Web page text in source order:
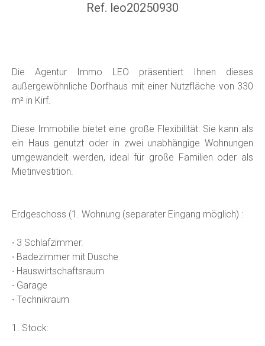
Ref. leo20250930
Die Agentur Immo LEO präsentiert Ihnen dieses
außergewöhnliche Dorfhaus mit einer Nutzfläche von 330
m² in Kirf.
Diese Immobilie bietet eine große Flexibilität: Sie kann als
ein Haus genutzt oder in zwei unabhängige Wohnungen
umgewandelt werden, ideal für große Familien oder als
Mietinvestition.
Erdgeschoss (1. Wohnung (separater Eingang möglich) :
∙ 3 Schlafzimmer.
∙ Badezimmer mit Dusche
∙ Hauswirtschaftsraum
∙ Garage
∙ Technikraum
1. Stock: